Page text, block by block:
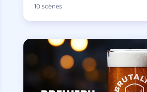
10 scènes